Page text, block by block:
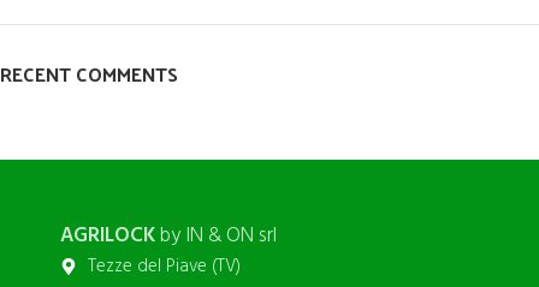
RECENT COMMENTS
AGRILOCKby IN & ON srl
Tezze del Piave (TV)